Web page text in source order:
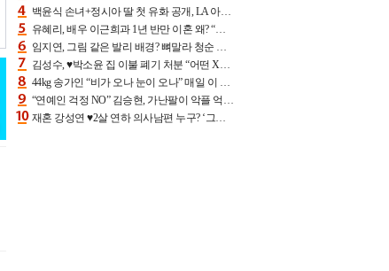
백윤식 손녀+정시아 딸 첫 유화 공개, LA 아트쇼→서울국제조각페스타 작가다운 수준급 실력
유혜리, 배우 이근희과 1년 반만 이혼 왜? “식칼 꽂고 의자 던져” 충격 폭로(특종)[어제TV]
임지연, 그림 같은 발리 배경? 뼈말라 청순 비키니 핏에 상대 안 되네
김성수, ♥박소윤 집 이불 폐기 처분 “어떤 X이랑 썼을지 몰라” 질투(신랑수업2)[어제TV]
44kg 송가인 “비가 오나 눈이 오나” 매일 이 운동, 허벅지 근육량 상승+체지방 감소
“연예인 걱정 NO” 김승현, 가난팔이 악플 억울할만‥아내+딸과 日 여행
재혼 강성연 ♥2살 연하 의사남편 누구? ‘그알’ 자문의에 훈남 비주얼 초엘리트 스펙 [종합]